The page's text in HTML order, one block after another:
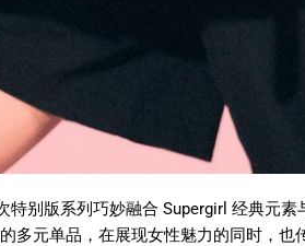
特别版系列巧妙融合 Supergirl 经典元素
多元单品，在展现女性魅力的同时，也